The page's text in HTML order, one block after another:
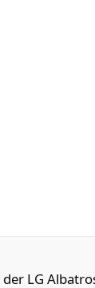
LG